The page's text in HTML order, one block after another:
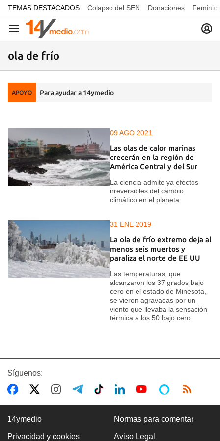
common.go-to-content
TEMAS DESTACADOS Colapso del SEN Donaciones
Navegación
ola de frío
APOYO Para ayudar a 14ymedio
09 AGO 2021
Las olas de calor marinas
crecerán en la región de
América Central y del Sur
La ciencia admite ya efectos
irreversibles del cambio
climático en el planeta
31 ENE 2019
La ola de frío extremo deja al
menos seis muertos y
paraliza el norte de EE UU
Las temperaturas, que
alcanzaron los 37 grados bajo
cero en el estado de Minesota,
se vieron agravadas por un
viento que llevaba la sensación
térmica a los 50 bajo cero
Síguenos:
14ymedio Normas para comentar
Privacidad y cookies Aviso Legal